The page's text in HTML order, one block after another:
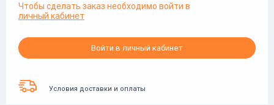
Чтобы сделать заказ необходимо войти в
личный кабинет
Войти в личный кабинет
Условия доставки и оплаты